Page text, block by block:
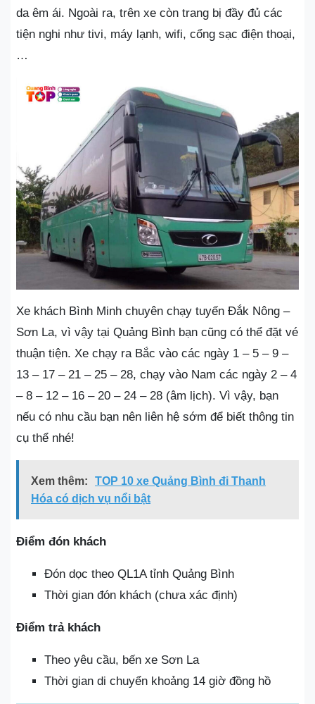
da êm ái. Ngoài ra, trên xe còn trang bị đầy đủ các
tiện nghi như tivi, máy lạnh, wifi, cổng sạc điện thoại,
…
Xe khách Bình Minh chuyên chạy tuyến Đắk Nông –
Sơn La, vì vậy tại Quảng Bình bạn cũng có thể đặt vé
thuận tiện. Xe chạy ra Bắc vào các ngày 1 – 5 – 9 –
13 – 17 – 21 – 25 – 28, chạy vào Nam các ngày 2 – 4
– 8 – 12 – 16 – 20 – 24 – 28 (âm lịch). Vì vậy, bạn
nếu có nhu cầu bạn nên liên hệ sớm để biết thông tin
cụ thể nhé!
Xem thêm:
TOP 10 xe Quảng Bình đi Thanh
Hóa có dịch vụ nổi bật
Điểm đón khách
Đón dọc theo QL1A tỉnh Quảng Bình
Thời gian đón khách (chưa xác định)
Điểm trả khách
Theo yêu cầu, bến xe Sơn La
Thời gian di chuyển khoảng 14 giờ đồng hồ